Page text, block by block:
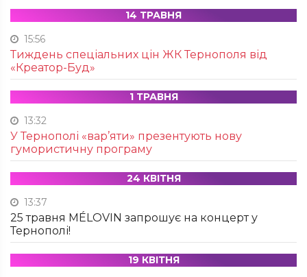
14 ТРАВНЯ
15:56
Тиждень спеціальних цін ЖК Тернополя від
«Креатор-Буд»
1 ТРАВНЯ
13:32
У Тернополі «вар’яти» презентують нову
гумористичну програму
24 КВІТНЯ
13:37
25 травня MÉLOVIN запрошує на концерт у
Тернополі!
19 КВІТНЯ